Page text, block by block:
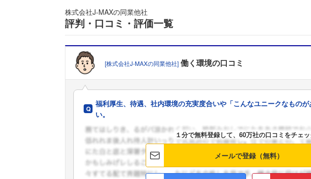
フ
こちらの企
株式会社J‐MAXの同業他社
評判・口コミ・評価一覧
[株式会社J‐MAXの同業他社] 働く環境の口コミ
福利厚生、待遇、社内環境の充実度合いや「こんなユニークなもの
い。
１分で無料登録して、60万社の口コミをチェッ
メールで登録（無料）